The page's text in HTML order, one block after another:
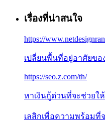
เรื่องที่น่าสนใจ
https://
เปลี่ยนพื้นที่อยู่อาศัยขอ
https://seo.z.com/th/
หาเงินกู้ด่วนที่จะช่วย
เลสิกเพื่อความพร้อมที่